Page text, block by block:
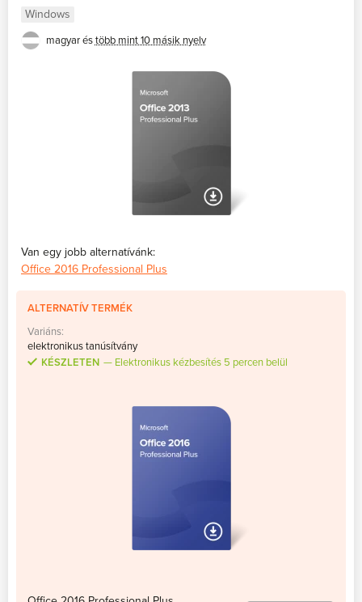
Windows
magyar éstöbb mint 10 másik nyelv
Van egy jobb alternatívánk:
Office 2016 Professional Plus
ALTERNATÍV TERMÉK
Variáns:
elektronikus tanúsítvány
KÉSZLETEN
Elektronikus kézbesítés 5 percen belül